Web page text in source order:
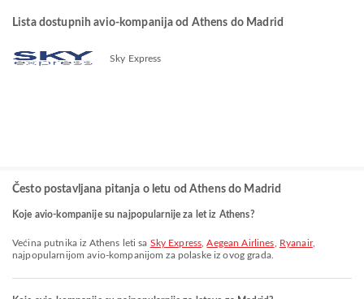
Lista dostupnih avio-kompanija od Athens do Madrid
Sky Express
Često postavljana pitanja o letu od Athens do Madrid
Koje avio-kompanije su najpopularnije za let iz Athens?
Većina putnika iz Athens leti sa Sky Express ,Aegean Airlines Ryanair,
najpopularnijom avio-kompanijom za polaske iz ovog grada.